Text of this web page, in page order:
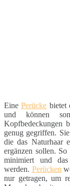
EinePerücke bietet
und können
Kopfbedeckungen
genug gegriffen.
die das Naturhaar
ergänzen sollen.
minimiert und das
werden. Perücken
nur getragen, um